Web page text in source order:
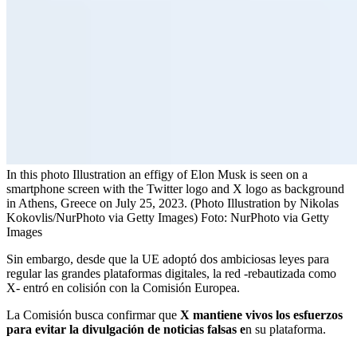
In this photo Illustration an effigy of Elon Musk is seen on a
smartphone screen with the Twitter logo and X logo as background
in Athens, Greece on July 25, 2023. (Photo Illustration by Nikolas
Kokovlis/NurPhoto via Getty Images) Foto: NurPhoto via Getty
Images
Sin embargo, desde que la UE adoptó dos ambiciosas leyes para
regular las grandes plataformas digitales, la red -rebautizada como
X- entró en colisión con la Comisión Europea.
La Comisión busca confirmar que X mantiene vivos los esfuerzos
para evitar la divulgación de noticias falsas en su plataforma.